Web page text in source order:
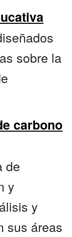
sobre la
carbono
de
y
y
sus áreas